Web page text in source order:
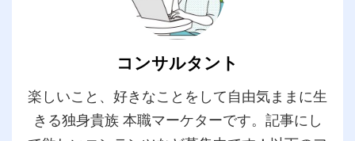
コンサルタント
楽しいこと、好きなことをして自由気ままに生
きる独身貴族 本職マーケターです。記事にし